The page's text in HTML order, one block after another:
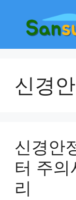
신경
신경안
터 주의
리